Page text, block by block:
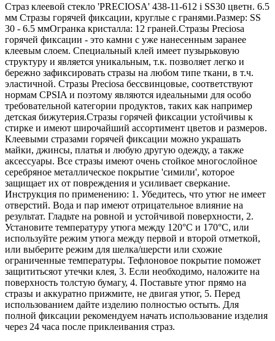
Страз клеевой стекло 'PRECIOSA' 438-11-612 i SS30 цветн. 6.5
мм Стразы горячей фиксации, круглые с гранями.Размер: SS
30 - 6.5 ммОгранка кристалла: 12 граней.Стразы Preciosa
горячей фиксации - это камни с уже нанесенным заранее
клеевым слоем. Специальный клей имеет пузырьковую
структуру и является уникальным, т.к. позволяет легко и
бережно зафиксировать стразы на любом типе ткани, в т.ч.
эластичной. Стразы Preciosa бессвинцовые, соответствуют
нормам CPSIA и поэтому являются идеальными для особо
требовательной категории продуктов, таких как например
детская бижутерия.Стразы горячей фиксации устойчивы к
стирке и имеют широчайший ассортимент цветов и размеров.
Клеевыми стразами горячей фиксации можно украшать
майки, джинсы, платья и любую другую одежду, а также
аксессуары. Все стразы имеют очень стойкое многослойное
серебряное металлическое покрытие 'симили', которое
защищает их от повреждения и усиливает сверкание.
Инструкция по применению: 1. Убедитесь, что утюг не имеет
отверстий. Вода и пар имеют отрицательное влияние на
результат. Гладьте на ровной и устойчивой поверхности, 2.
Установите температуру утюга между 120°C и 170°C, или
используйте режим утюга между первой и второй отметкой,
или выберите режим для шелка/шерсти или схожие
ограниченные температуры. Тефлоновое покрытие поможет
защититьсяот утечки клея, 3. Если необходимо, наложите на
поверхность толстую бумагу, 4. Поставьте утюг прямо на
стразы и аккуратно прижмите, не двигая утюг, 5. Перед
использованием дайте изделию полностью остыть. Для
полной фиксации рекомендуем начать использование изделия
через 24 часа после приклеивания страз.